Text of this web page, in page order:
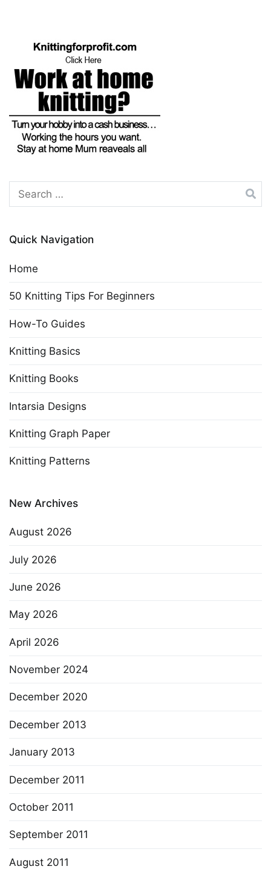
Search
for:
Quick Navigation
Home
50 Knitting Tips For Beginners
How-To Guides
Knitting Basics
Knitting Books
Intarsia Designs
Knitting Graph Paper
Knitting Patterns
New Archives
August 2026
July 2026
June 2026
May 2026
April 2026
November 2024
December 2020
December 2013
January 2013
December 2011
October 2011
September 2011
August 2011